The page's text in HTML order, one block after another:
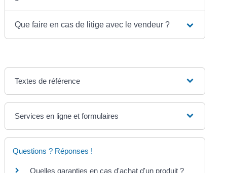
Que faire en cas de litige avec le vendeur ?
Textes de référence
Services en ligne et formulaires
Questions ? Réponses !
Quelles garanties en cas d'achat d'un produit ?